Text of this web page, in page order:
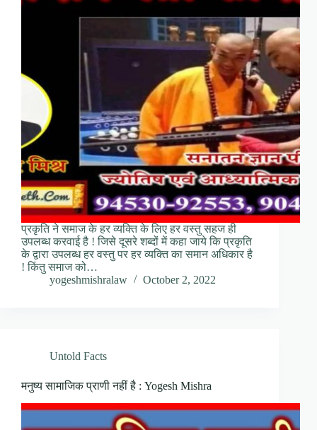
प्रकृति ने समाज के हर व्यक्ति के लिए हर वस्तु सहज ही
उपलब्ध करवाई है ! जिसे दूसरे शब्दों में कहा जाये कि प्रकृति
के द्वारा उपलब्ध हर वस्तु पर हर व्यक्ति का समान अधिकार है
! किंतु समाज को…
yogeshmishralaw
October 2, 2022
Untold Facts
मनुष्य सामाजिक प्राणी नहीं है : Yogesh Mishra